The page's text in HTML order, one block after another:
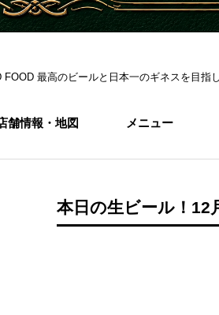
最高のビールと日本一のギネスを目指
舗情報・地図 メニュー
本日の生ビール！12